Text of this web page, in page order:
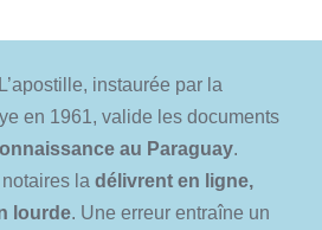
instaurée par la
en 1961, valide les documents
au Paraguay.
la délivrent en ligne,
lourde. Une erreur entraîne un